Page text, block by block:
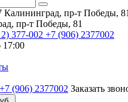
Калининград,​ пр-т Победы, 81
пр-т Победы, 81
377-002 +7 (906) 2377002
+7 (906) 2377002 Заказать